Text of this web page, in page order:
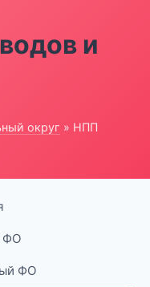
и
округ » НПП
ФО
ФО